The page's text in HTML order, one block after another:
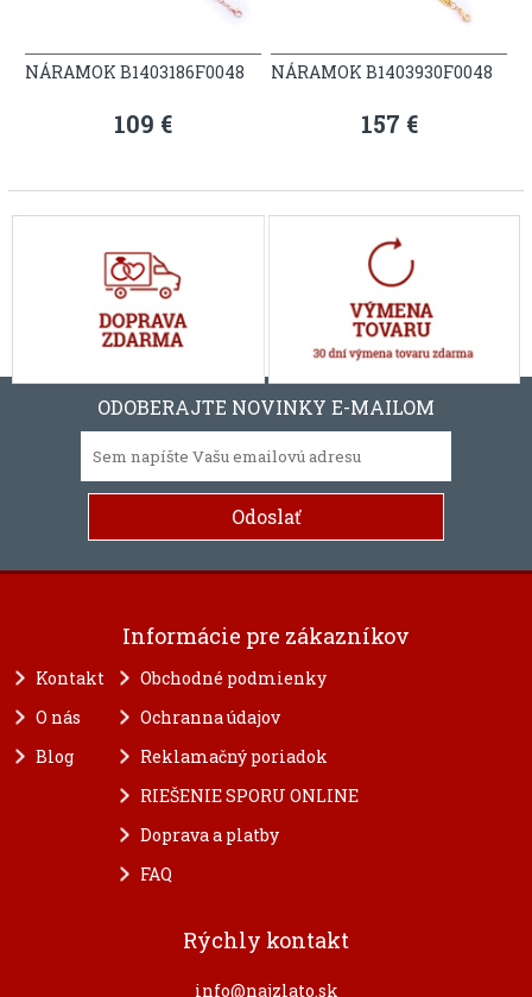
NÁRAMOK B1403186F0048
109 €
NÁRAMOK B1403930F0048
157 €
ODOBERAJTE NOVINKY E-MAILOM
Informácie pre zákazníkov
Kontakt
O nás
Blog
Obchodné podmienky
Ochranna údajov
Reklamačný poriadok
RIEŠENIE SPORU ONLINE
Doprava a platby
FAQ
Rýchly kontakt
info@najzlato.sk